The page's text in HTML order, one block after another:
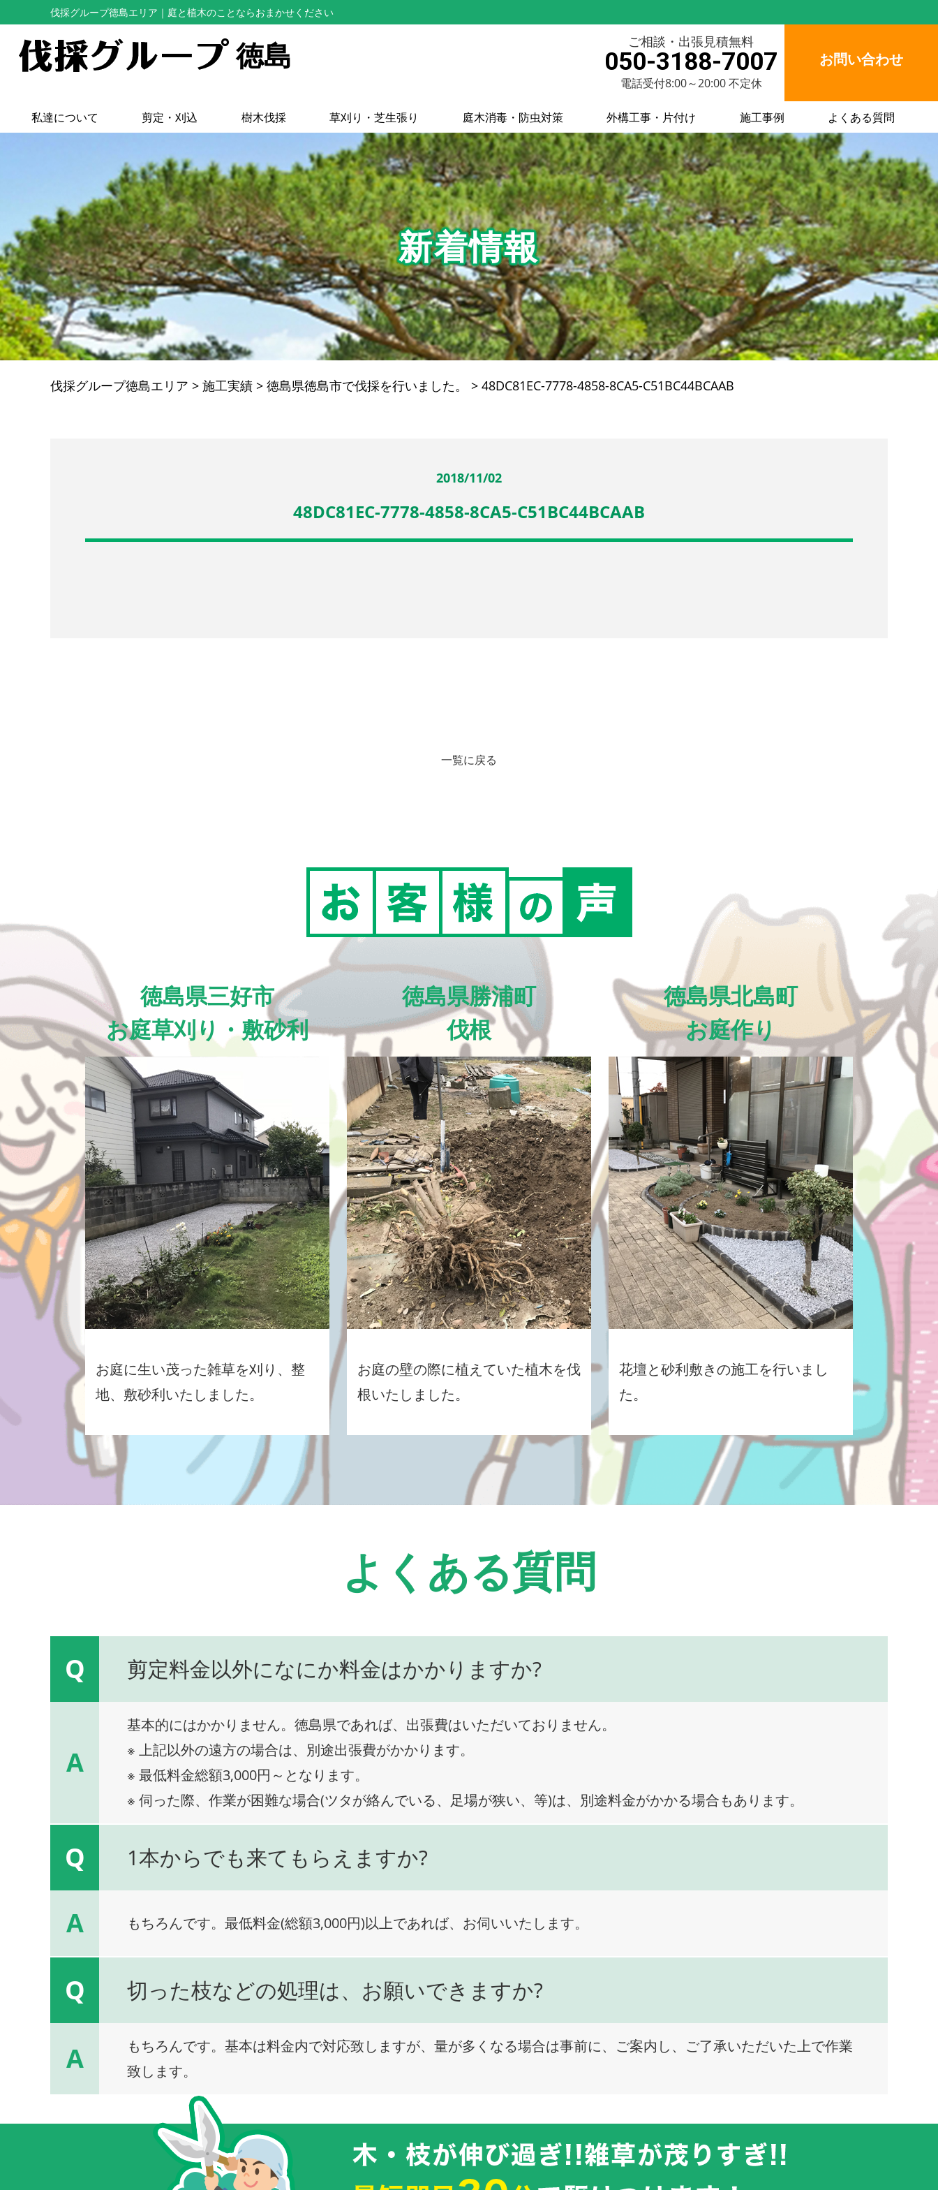
伐採グループ徳島エリア ｜庭と植木のことならおまかせください
徳島 ご相談・出張見積無料
050-3188-7007
電話受付8:00～20:00 不定休
お問い合わせ
私達について 剪定・刈込 樹木伐採 草刈り・芝生張り 庭木消毒・防虫対策 外構工事・片付け 施工事例 よくある質問
新着情報
伐採グループ徳島エリア > 施工実績 > 徳島県徳島市で伐採を行いました。 > 48DC81EC-7778-4858-8CA5-C51BC44BCAAB
2018/11/02
48DC81EC-7778-4858-8CA5-C51BC44BCAAB
一覧に戻る
徳島県三好市
お庭草刈り・敷砂利
お庭に生い茂った雑草を刈り、整
地、敷砂利いたしました。
徳島県勝浦町
伐根
お庭の壁の際に植えていた植木を伐
根いたしました。
徳島県北島町
お庭作り
花壇と砂利敷きの施工を行いまし
た。
よくある質問
Q 剪定料金以外になにか料金はかかりますか?
A
基本的にはかかりません。徳島県であれば、出張費はいただいておりません。
※ 上記以外の遠方の場合は、別途出張費がかかります。
※ 最低料金総額3,000円～となります。
※ 伺った際、作業が困難な場合(ツタが絡んでいる、足場が狭い、等)は、別途料金がかかる場合もあります。
Q 1本からでも来てもらえますか?
A もちろんです。最低料金(総額3,000円)以上であれば、お伺いいたします。
Q 切った枝などの処理は、お願いできますか?
A
もちろんです。基本は料金内で対応致しますが、量が多くなる場合は事前に、ご案内し、ご了承いただいた上で作業
致します。